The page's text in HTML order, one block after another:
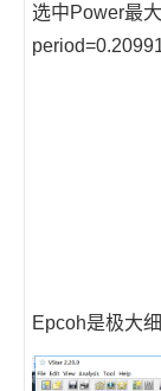
选中Power最
Epcoh是极大